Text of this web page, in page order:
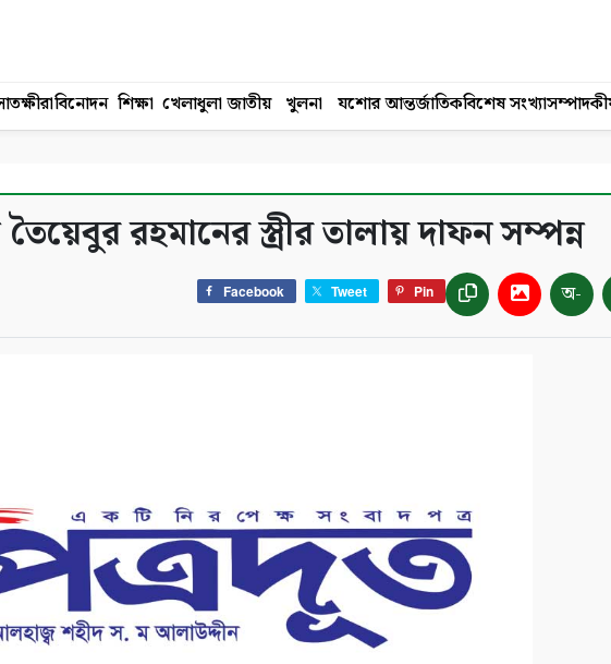
বিনোদন শিক্ষা খেলাধুলা জাতীয় খুলনা যশোর আন্তর্জাতিকবিশেষ সংখ্যা
রহমানের স্ত্রীর তালায় দাফন সম্পন্ন
Facebook Tweet Pin অ-